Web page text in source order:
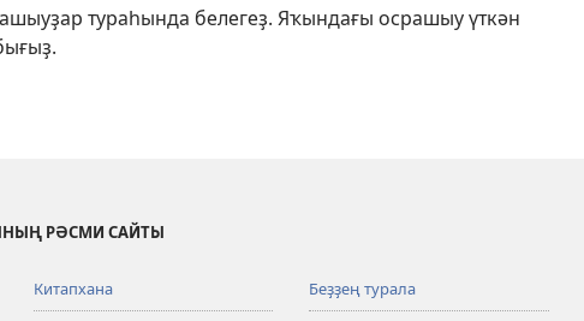
тураһында белегеҙ. Яҡындағы осрашыу үткән
РӘСМИ САЙТЫ
Китапхана Беҙҙең турала